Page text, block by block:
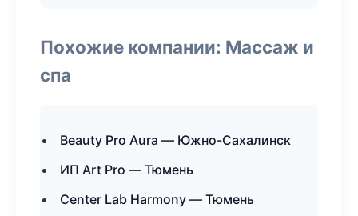
Похожие компании: Массаж и
спа
Beauty Pro Aura — Южно-Сахалинск
ИП Art Pro — Тюмень
Center Lab Harmony — Тюмень